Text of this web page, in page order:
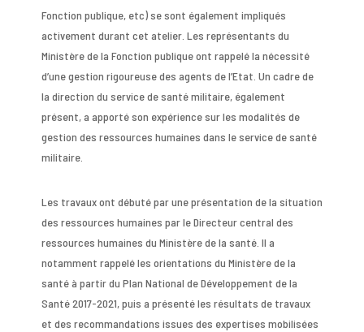
Fonction publique, etc) se sont également impliqués
activement durant cet atelier. Les représentants du
Ministère de la Fonction publique ont rappelé la nécessité
d’une gestion rigoureuse des agents de l’Etat. Un cadre de
la direction du service de santé militaire, également
présent, a apporté son expérience sur les modalités de
gestion des ressources humaines dans le service de santé
militaire.
Les travaux ont débuté par une présentation de la situation
des ressources humaines par le Directeur central des
ressources humaines du Ministère de la santé. Il a
notamment rappelé les orientations du Ministère de la
santé à partir du Plan National de Développement de la
Santé 2017-2021, puis a présenté les résultats de travaux
et des recommandations issues des expertises mobilisées